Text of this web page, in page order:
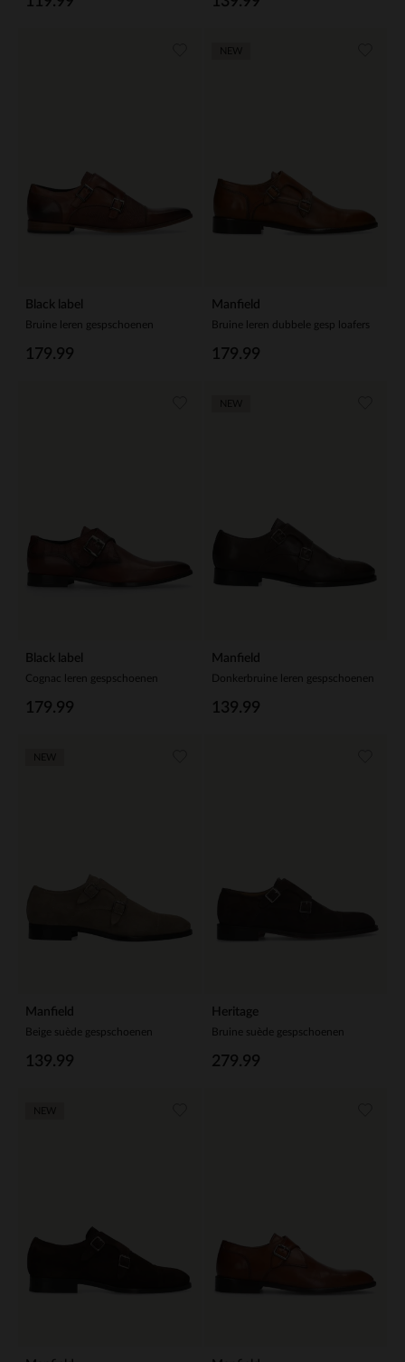
Black label
Bruine leren gespschoenen
179.99
Manfield
Bruine leren dubbele gesp loafers
179.99
Black label
Cognac leren gespschoenen
179.99
Manfield
Donkerbruine leren gespschoenen
139.99
Manfield
Beige suède gespschoenen
139.99
Heritage
Bruine suède gespschoenen
279.99